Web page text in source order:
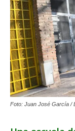
Foto: Juan José García /